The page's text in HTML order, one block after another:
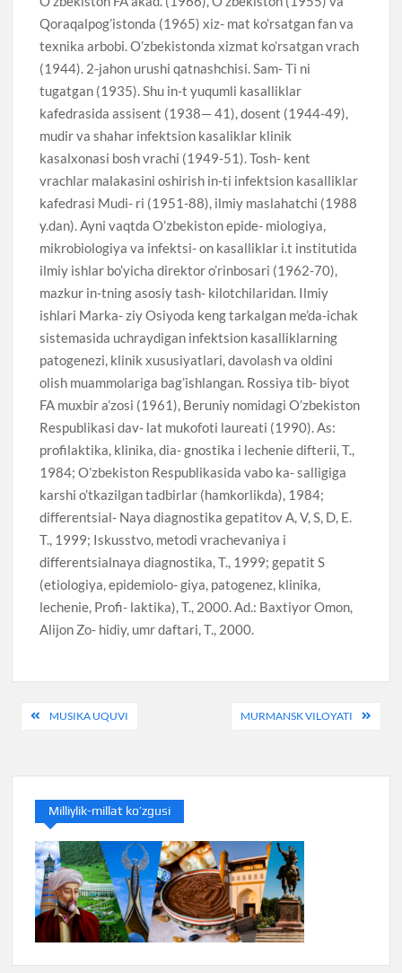
Qoraqalpog’istonda (1965) xiz- mat ko’rsatgan fan va
texnika arbobi. O’zbekistonda xizmat ko’rsatgan vrach
(1944). 2-jahon urushi qatnashchisi. Sam- Ti ni
tugatgan (1935). Shu in-t yuqumli kasalliklar
kafedrasida assisent (1938— 41), dosent (1944-49),
mudir va shahar infektsion kasaliklar klinik
kasalxonasi bosh vrachi (1949-51). Tosh- kent
vrachlar malakasini oshirish in-ti infektsion kasalliklar
kafedrasi Mudi- ri (1951-88), ilmiy maslahatchi (1988
y.dan). Ayni vaqtda O’zbekiston epide- miologiya,
mikrobiologiya va infektsi- on kasalliklar i.t institutida
ilmiy ishlar bo’yicha direktor o’rinbosari (1962-70),
mazkur in-tning asosiy tash- kilotchilaridan. Ilmiy
ishlari Marka- ziy Osiyoda keng tarkalgan me’da-ichak
sistemasida uchraydigan infektsion kasalliklarning
patogenezi, klinik xususiyatlari, davolash va oldini
olish muammolariga bag’ishlangan. Rossiya tib- biyot
FA muxbir a’zosi (1961), Beruniy nomidagi O’zbekiston
Respublikasi dav- lat mukofoti laureati (1990). As:
profilaktika, klinika, dia- gnostika i lechenie difterii, T.,
1984; O’zbekiston Respublikasida vabo ka- salligiga
karshi o’tkazilgan tadbirlar (hamkorlikda), 1984;
differentsial- Naya diagnostika gepatitov A, V, S, D, E.
T., 1999; Iskusstvo, metodi vrachevaniya i
differentsialnaya diagnostika, T., 1999; gepatit S
(etiologiya, epidemiolo- giya, patogenez, klinika,
lechenie, Profi- laktika), T., 2000. Ad.: Baxtiyor Omon,
Alijon Zo- hidiy, umr daftari, T., 2000.
PostMUSIKA UQUVI MURMANSK VILOYATI
Milliylik-millat ko’zgusi